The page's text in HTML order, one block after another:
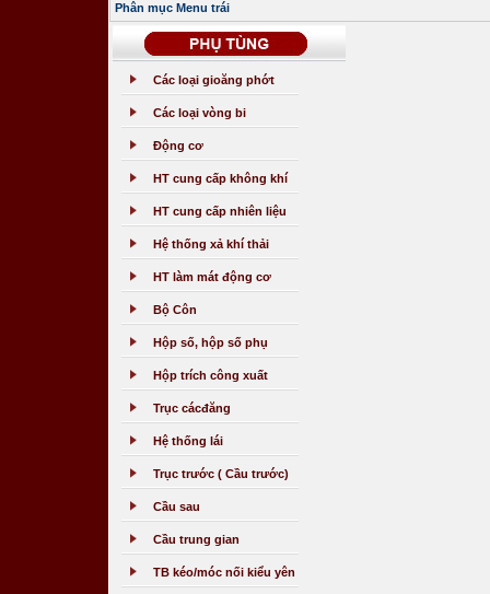
Phân mục Menu trái
Các loại gioăng phớt
Các loại vòng bi
Động cơ
HT cung cấp không khí
HT cung cấp nhiên liệu
Hệ thống xả khí thải
HT làm mát động cơ
Bộ Côn
Hộp số, hộp số phụ
Hộp trích công xuất
Trục cácđăng
Hệ thống lái
Trục trước ( Cầu trước)
Cầu sau
Cầu trung gian
TB kéo/móc nối kiểu yên